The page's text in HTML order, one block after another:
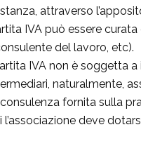
attraverso
IVA può essere
del lavoro, etc).
IVA non è soggetta
naturalmente,
fornita sulla
deve